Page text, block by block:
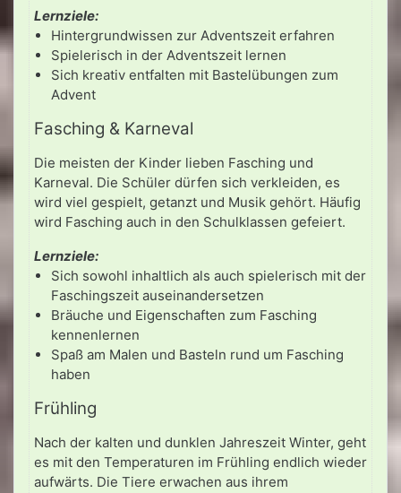
Lernziele:
Hintergrundwissen zur Adventszeit erfahren
Spielerisch in der Adventszeit lernen
Sich kreativ entfalten mit Bastelübungen zum
Advent
Fasching & Karneval
Die meisten der Kinder lieben Fasching und
Karneval. Die Schüler dürfen sich verkleiden, es
wird viel gespielt, getanzt und Musik gehört. Häufig
wird Fasching auch in den Schulklassen gefeiert.
Lernziele:
Sich sowohl inhaltlich als auch spielerisch mit der
Faschingszeit auseinandersetzen
Bräuche und Eigenschaften zum Fasching
kennenlernen
Spaß am Malen und Basteln rund um Fasching
haben
Frühling
Nach der kalten und dunklen Jahreszeit Winter, geht
es mit den Temperaturen im Frühling endlich wieder
aufwärts. Die Tiere erwachen aus ihrem